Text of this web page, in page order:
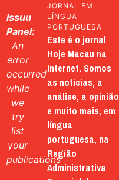
Issuu
Panel:
An
error
occurred
while
we
try
list
your
publications
JORNAL EM
LÍNGUA
PORTUGUESA
Este é o jornal
Hoje Macau na
internet. Somos
as notícias, a
análise, a opinião
e muito mais, em
língua
portuguesa, na
Região
Administrativa